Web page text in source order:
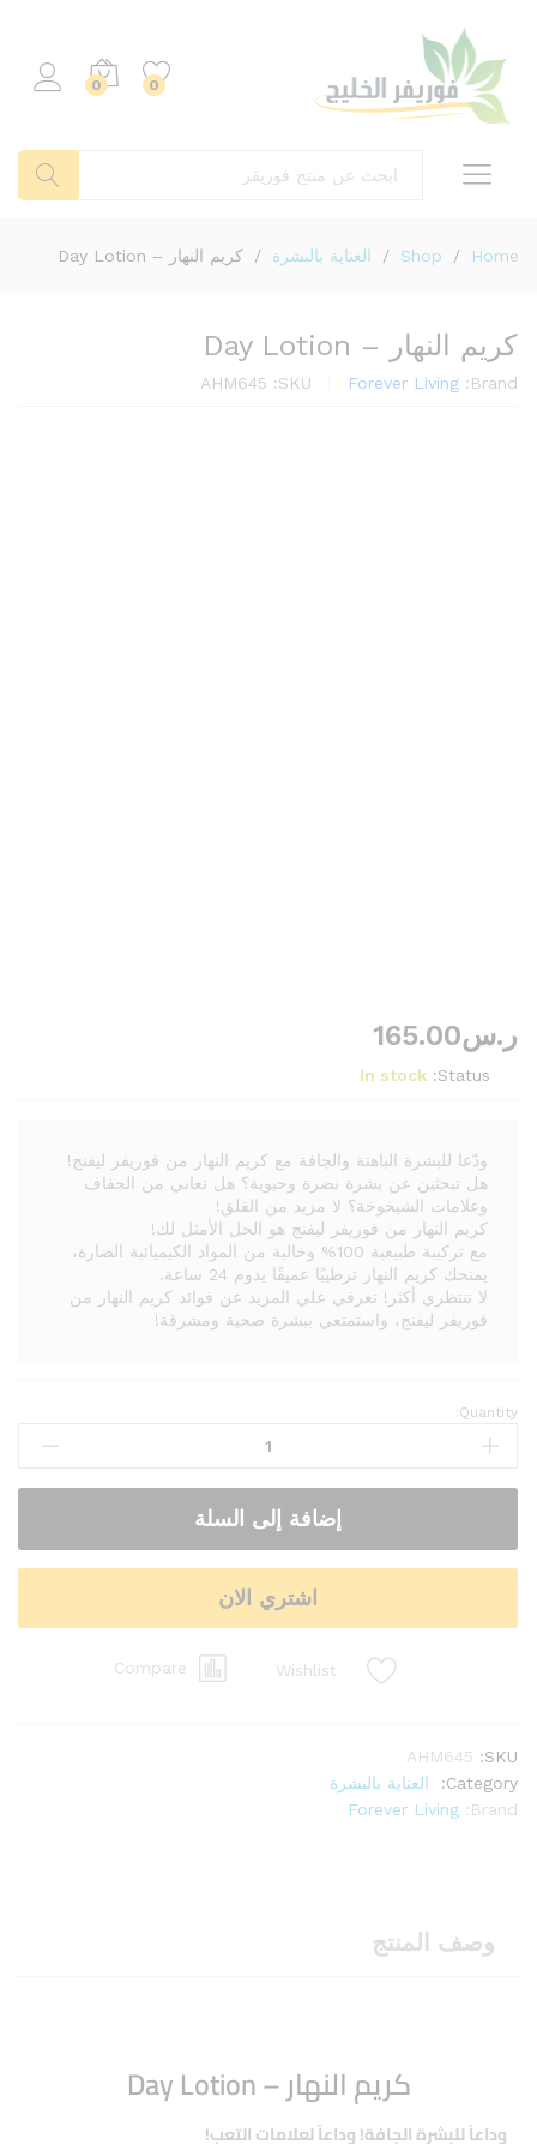
0
0
Home
/
Shop
/ العناية بالبشرة / كريم النهار – Day Lotion
كريم النهار – Day Lotion
Brand:
Forever Living
SKU:
AHM645
ر.س165.00
Status:
In stock
ودّعا للبشرة الباهتة والجافة مع كريم النهار من فوريفر ليفنج!
هل تبحثين عن بشرة نضرة وحيوية؟ هل تعاني من الجفاف
وعلامات الشيخوخة؟ لا مزيد من القلق!
كريم النهار من فوريفر ليفنج هو الحل الأمثل لك!
مع تركيبة طبيعية 100% وخالية من المواد الكيميائية الضارة،
يمنحك كريم النهار ترطيبًا عميقًا يدوم 24 ساعة.
لا تنتظري أكثر! تعرفي علي المزيد عن فوائد كريم النهار من
فوريفر ليفنج، واستمتعي ببشرة صحية ومشرقة!
Quantity:
إضافة إلى السلة
اشتري الان
Wishlist
Compare
SKU:
AHM645
Category:
العناية بالبشرة
Brand:
Forever Living
وصف المنتج
كريم النهار – Day Lotion
وداعاً للبشرة الجافة! وداعاً لعلامات التعب!